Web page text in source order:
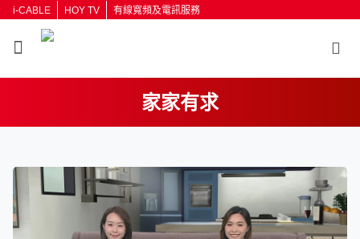
i-CABLE HOY TV 有線寬頻及電訊服務
家家有求